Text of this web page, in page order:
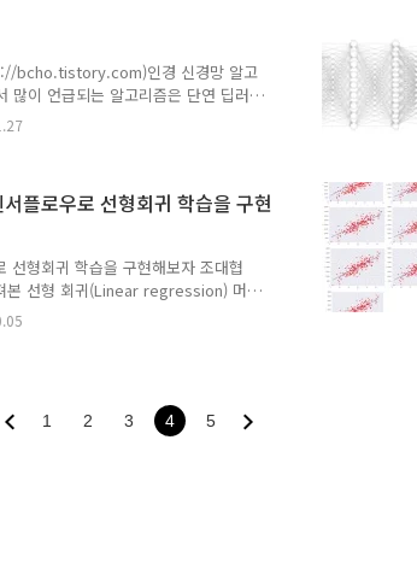
기본 원리는
원리에 대해서는
망에 대한 개념은
통적인 뉴럴 네트워..
bcho.tistory.com)인경 신경망 알고
많이 언급되는 알고리즘은 단연 딥러
로 인공 신경망 알고리즘의 새로운
러개의 뉴론으로 연결되서 복잡한 연
과 같은 모양이 된다. 뉴런은 돌기를
촉각)을 입력 받고, 이를 세포체가
을 입력 받아서 신호라는 결과로 변환
플로우로 선형회귀 학습을 구현
선형회귀 학습을 구현해보자 조대협
선형 회귀(Linear regression) 머신
서 학습을 시켜보자. 여러가지 언어
우를 기반으로 설명한다. 텐서플로우
이브러리를 설치해야 하는 등 설치가
하는 파이썬 노트북 (Jupyter 노트북 :
1 2 3 4 5